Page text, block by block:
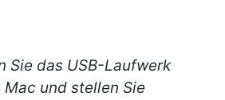
Sie das USB-Laufwerk
und stellen Sie